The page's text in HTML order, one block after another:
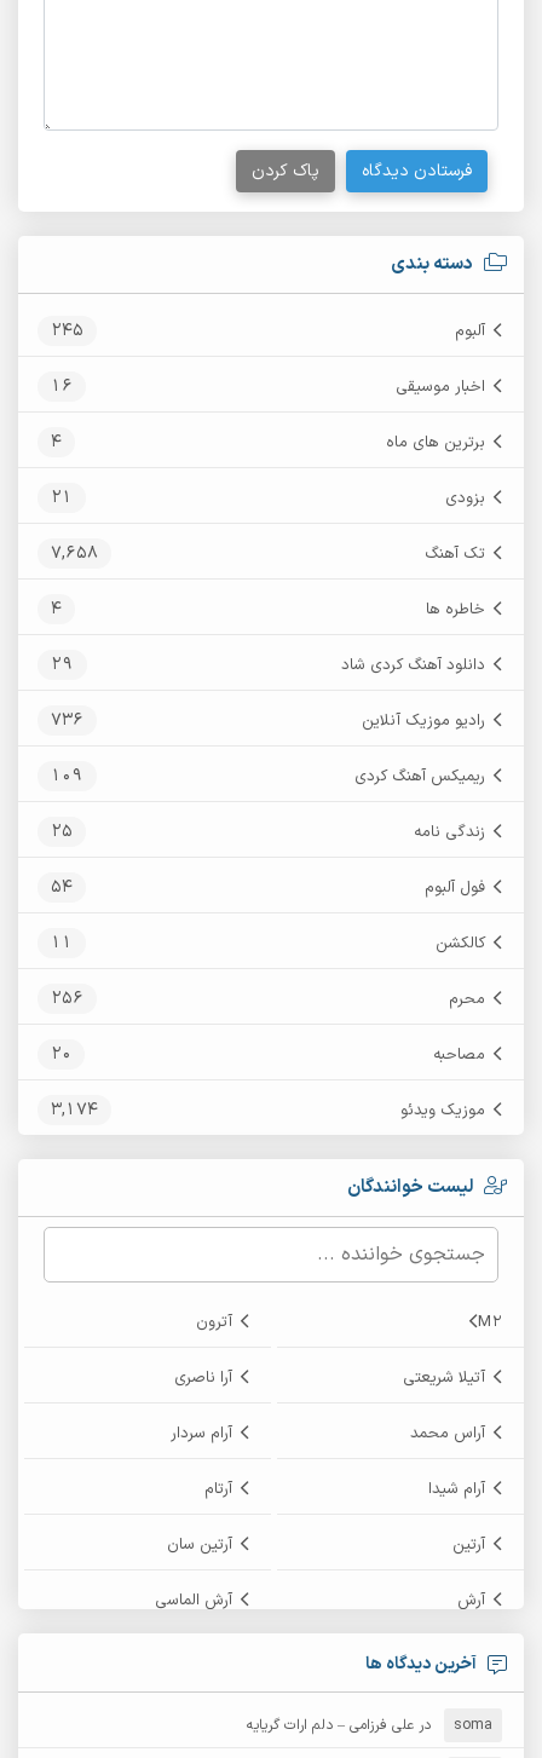
دسته بندی
آلبوم 245
اخبار موسیقی 16
برترین های ماه 4
بزودی 21
تک آهنگ 7,658
خاطره ها 4
دانلود آهنگ کردی شاد 29
رادیو موزیک آنلاین 736
ریمیکس آهنگ کردی 109
زندگی نامه 25
فول آلبوم 54
کالکشن 11
محرم 256
مصاحبه 20
موزیک ویدئو 3,174
لیست خوانندگان
M2 آترون
آتیلا شریعتی آرا ناصری
آراس محمد آرام سردار
آرام شیدا آرتام
آرتین آرتین سان
آرش آرش الماسی
آرش امامی
فرستادن دیدگاه پاک کردن
آخرین دیدگاه ها
soma در علی فرزامی – دلم ارات گریایه